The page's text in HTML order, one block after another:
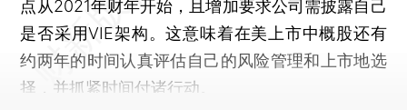
点从2021年财年开始，且增加要求公司需披露自己
是否采用VIE架构。这意味着在美上市中概股还有
约两年的时间认真评估自己的风险管理和上市地选
择，并抓紧时间付诸行动。